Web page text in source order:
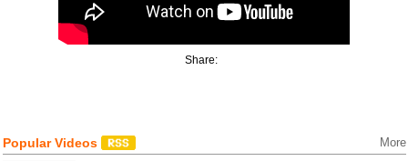
Share:
Popular Videos More